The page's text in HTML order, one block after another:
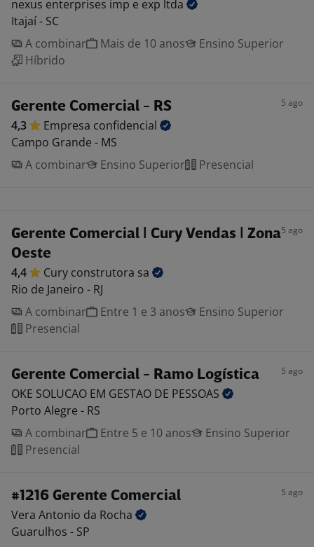
nexus enterprises imp e exp ltda
Itajaí - SC
A combinar
Mais de 10 anos
Ensino Superior
Híbrido
Gerente Comercial - RS 5 ago
4,3 Empresa confidencial
Campo Grande - MS
A combinar
Ensino Superior Presencial
Gerente Comercial | Cury Vendas | Zona
Oeste
5 ago
4,4 Cury construtora sa
Rio de Janeiro - RJ
A combinar
Entre 1 e 3 anos
Ensino Superior
Presencial
Gerente Comercial - Ramo Logística 5 ago
OKE SOLUCAO EM GESTAO DE PESSOAS
Porto Alegre - RS
A combinar
Entre 5 e 10 anos
Ensino Superior
Presencial
#1216 Gerente Comercial 5 ago
Vera Antonio da Rocha
Guarulhos - SP